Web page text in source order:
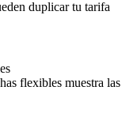
duplicar tu tarifa
flexibles muestra las